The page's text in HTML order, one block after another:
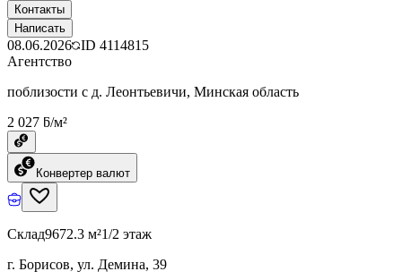
Контакты
Написать
08.06.2026 ID 4114815
Агентство
поблизости с д. Леонтьевичи, Минская область
2 027 ƃ/м²
Конвертер валют
Склад9672.3 м²1/2 этаж
г. Борисов, ул. Демина, 39